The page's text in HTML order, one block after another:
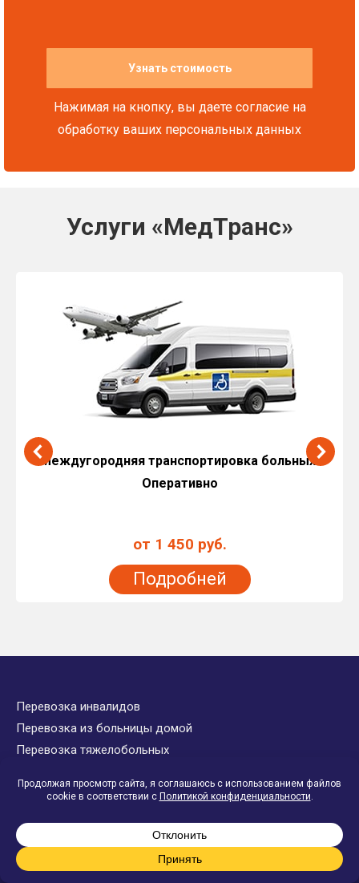
Нажимая на кнопку, вы даете согласие на
обработку ваших персональных данных
Услуги «МедТранс»
Междугородняя транспортировка больных.
Оперативно
от 1 450 руб.
Подробней
Перевозка инвалидов
Перевозка из больницы домой
Перевозка тяжелобольных
Перевозка в аэропорты и вокзалы
Перевозка больного на процедуры